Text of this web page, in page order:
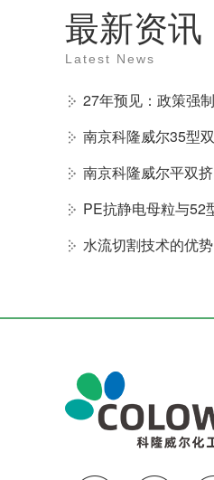
最新资讯
Latest News
南京科隆威尔平双
PE抗静电母粒与52
水流切割技术的优势